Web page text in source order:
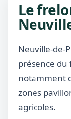
Le
Neuville-de-
présence du
notamment
zones
agricoles.